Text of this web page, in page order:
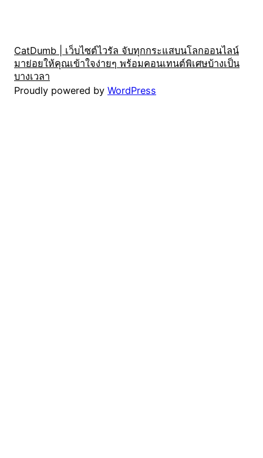
CatDumb | เว็บไซต์ไวรัล จับทุกกระแสบนโลกออนไลน์
มาย่อยให้คุณเข้าใจง่ายๆ พร้อมคอนเทนต์พิเศษบ้างเป็น
บางเวลา
Proudly powered by WordPress